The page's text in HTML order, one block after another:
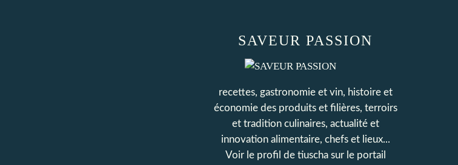
SAVEUR PASSION
recettes, gastronomie et vin, histoire et
économie des produits et filières, terroirs
et tradition culinaires, actualité et
innovation alimentaire, chefs et lieux...
Voir le profil de tiuschasur le portail